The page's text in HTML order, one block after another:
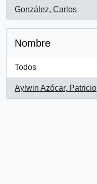
González, Carlos
, 1 resultados
Nombre
Todos
Aylwin Azócar, Patricio
, 1 resultados